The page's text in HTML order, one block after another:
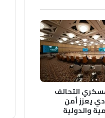
التحالف
يعزز أمن
والدولية